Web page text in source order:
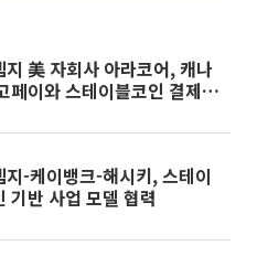
지 美 자회사 아라코어, 캐나
페이와 스테이블코인 결제
지-케이뱅크-해시키, 스테이
기반 사업 모델 협력